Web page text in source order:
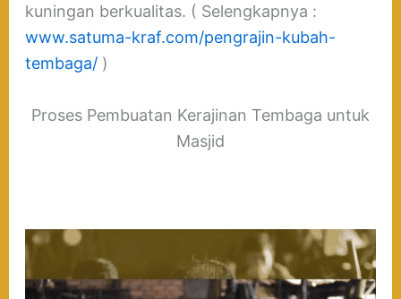
kuningan berkualitas. ( Selengkapnya :
www.satuma-kraf.com/pengrajin-kubah-
tembaga/)
Proses Pembuatan Kerajinan Tembaga untuk
Masjid